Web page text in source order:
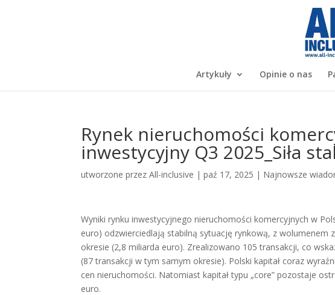
Artykuły Opinie o nas
Rynek nieruchomości
inwestycyjny Q3 2025_Siła
utworzone przezAll-inclusive |paź 17, 2025 | Najnowsze
Wyniki rynku inwestycyjnego nieruchomości komercyjnych w
euro) odzwierciedlają stabilną sytuację rynkową, z wolumenem
okresie (2,8 miliarda euro). Zrealizowano 105 transakcji, co
(87 transakcji w tym samym okresie). Polski kapitał coraz
cen nieruchomości. Natomiast kapitał typu „core” pozostaje
euro.